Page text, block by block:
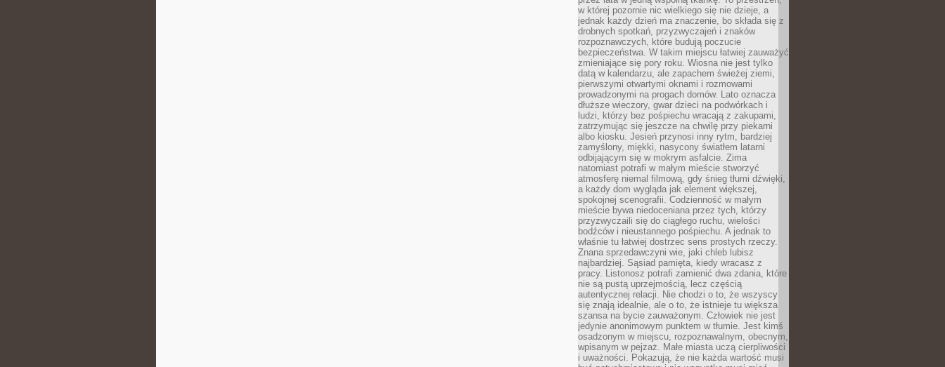
w której pozornie nic wielkiego się nie dzieje, a
jednak każdy dzień ma znaczenie, bo składa się z
drobnych spotkań, przyzwyczajeń i znaków
rozpoznawczych, które budują poczucie
bezpieczeństwa. W takim miejscu łatwiej zauważyć
zmieniające się pory roku. Wiosna nie jest tylko
datą w kalendarzu, ale zapachem świeżej ziemi,
pierwszymi otwartymi oknami i rozmowami
prowadzonymi na progach domów. Lato oznacza
dłuższe wieczory, gwar dzieci na podwórkach i
ludzi, którzy bez pośpiechu wracają z zakupami,
zatrzymując się jeszcze na chwilę przy piekarni
albo kiosku. Jesień przynosi inny rytm, bardziej
zamyślony, miękki, nasycony światłem latarni
odbijającym się w mokrym asfalcie. Zima
natomiast potrafi w małym mieście stworzyć
atmosferę niemal filmową, gdy śnieg tłumi dźwięki,
a każdy dom wygląda jak element większej,
spokojnej scenografii. Codzienność w małym
mieście bywa niedoceniana przez tych, którzy
przyzwyczaili się do ciągłego ruchu, wielości
bodźców i nieustannego pośpiechu. A jednak to
właśnie tu łatwiej dostrzec sens prostych rzeczy.
Znana sprzedawczyni wie, jaki chleb lubisz
najbardziej. Sąsiad pamięta, kiedy wracasz z
pracy. Listonosz potrafi zamienić dwa zdania, które
nie są pustą uprzejmością, lecz częścią
autentycznej relacji. Nie chodzi o to, że wszyscy
się znają idealnie, ale o to, że istnieje tu większa
szansa na bycie zauważonym. Człowiek nie jest
jedynie anonimowym punktem w tłumie. Jest kimś
osadzonym w miejscu, rozpoznawalnym, obecnym,
wpisanym w pejzaż. Małe miasta uczą cierpliwości
i uważności. Pokazują, że nie każda wartość musi